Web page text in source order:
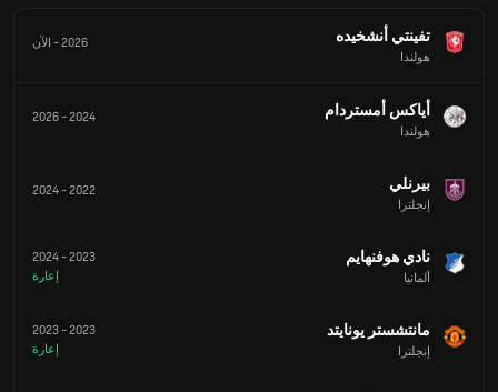
تفينتي أنشخيده
هولندا
2026
- الآن
أياكس أمستردام
هولندا
2024
-
2026
بيرنلي
إنجلترا
2022
-
2024
نادي هوفنهايم
ألمانيا
2023
-
2024
إعارة
مانتشستر يونايتد
إنجلترا
2023
-
2023
إعارة